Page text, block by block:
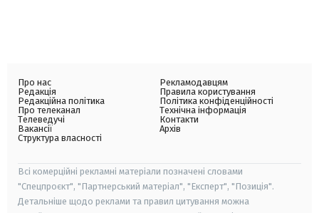
Про нас
Редакція
Редакційна політика
Про телеканал
Телеведучі
Вакансії
Структура власності
Рекламодавцям
Правила користування
Політика конфіденційності
Технічна інформація
Контакти
Архів
Всі комерційні рекламні матеріали позначені словами
"Спецпроєкт", "Партнерський матеріал", "Експерт", "Позиція".
Детальніше щодо реклами та правил цитування можна